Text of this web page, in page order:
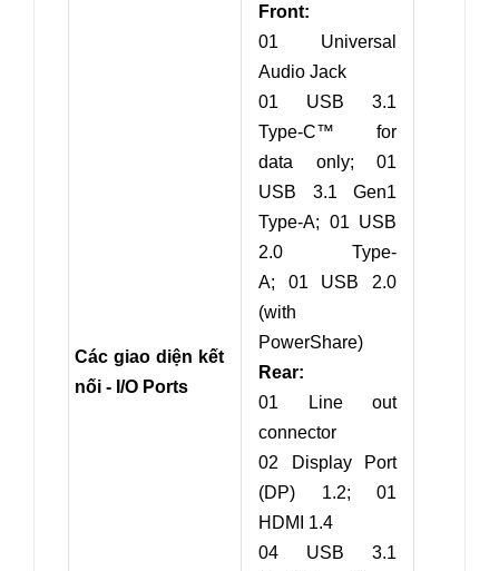
Các giao diện kết
nối - I/O Ports
Front:
01 Universal
Audio Jack
01 USB 3.1
Type-C™ for
data only; 01
USB 3.1 Gen1
Type-A; 01 USB
2.0 Type-
A; 01 USB 2.0
(with
PowerShare)
Rear:
01 Line out
connector
02 Display Port
(DP) 1.2; 01
HDMI 1.4
04 USB 3.1